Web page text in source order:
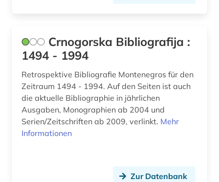
Crnogorska Bibliografija :
1494 - 1994
Retrospektive Bibliografie Montenegros für den
Zeitraum 1494 - 1994. Auf den Seiten ist auch
die aktuelle Bibliographie in jährlichen
Ausgaben, Monographien ab 2004 und
Serien/Zeitschriften ab 2009, verlinkt. Mehr
Informationen
Zur Datenbank